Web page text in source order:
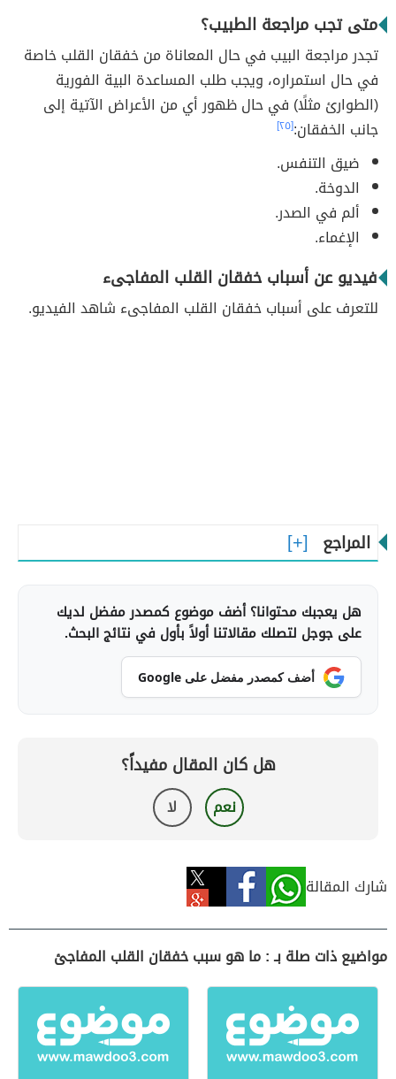
متى تجب مراجعة الطبيب؟
تجدر مراجعة البيب في حال المعاناة من خفقان القلب خاصة
في حال استمراره، ويجب طلب المساعدة البية الفورية
(الطوارئ مثلًا) في حال ظهور أي من الأعراض الآتية إلى
جانب الخفقان:[٢٥]
ضيق التنفس.
الدوخة.
ألم في الصدر.
الإغماء.
فيديو عن أسباب خفقان القلب المفاجىء
للتعرف على أسباب خفقان القلب المفاجىء شاهد الفيديو.
المراجع
هل يعجبك محتوانا؟ أضف موضوع كمصدر مفضل لديك
على جوجل لتصلك مقالاتنا أولاً بأول في نتائج البحث.
أضف كمصدر مفضل على Google
هل كان المقال مفيداً؟
نعم لا
شارك المقالة
مواضيع ذات صلة بـ : ما هو سبب خفقان القلب المفاجئ